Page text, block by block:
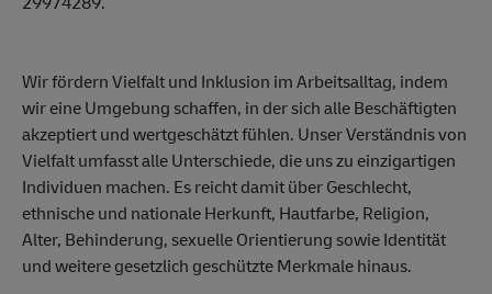
Wir fördern Vielfalt und Inklusion im Arbeitsalltag, indem
wir eine Umgebung schaffen, in der sich alle Beschäftigten
akzeptiert und wertgeschätzt fühlen. Unser Verständnis von
Vielfalt umfasst alle Unterschiede, die uns zu einzigartigen
Individuen machen. Es reicht damit über Geschlecht,
ethnische und nationale Herkunft, Hautfarbe, Religion,
Alter, Behinderung, sexuelle Orientierung sowie Identität
und weitere gesetzlich geschützte Merkmale hinaus.